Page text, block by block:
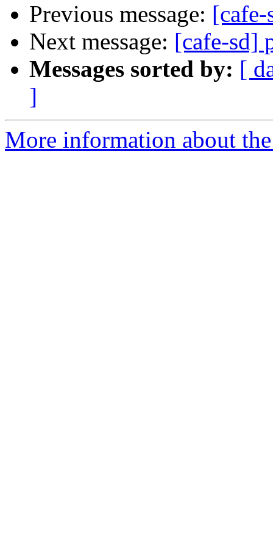
Previous message:
Next message: [cafe-sd]
Messages sorted by: [
]
More information about